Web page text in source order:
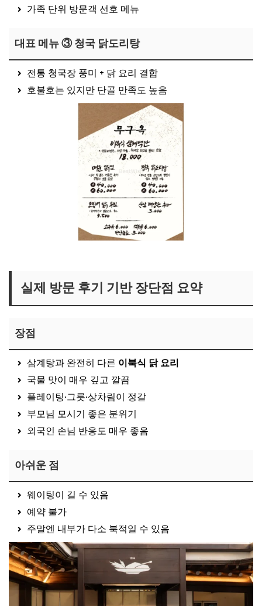
가족 단위 방문객 선호 메뉴
대표 메뉴 ③ 청국 닭도리탕
전통 청국장 풍미 + 닭 요리 결합
호불호는 있지만 단골 만족도 높음
실제 방문 후기 기반 장단점 요약
장점
삼계탕과 완전히 다른 이북식 닭 요리
국물 맛이 매우 깊고 깔끔
플레이팅·그릇·상차림이 정갈
부모님 모시기 좋은 분위기
외국인 손님 반응도 매우 좋음
아쉬운 점
웨이팅이 길 수 있음
예약 불가
주말엔 내부가 다소 북적일 수 있음